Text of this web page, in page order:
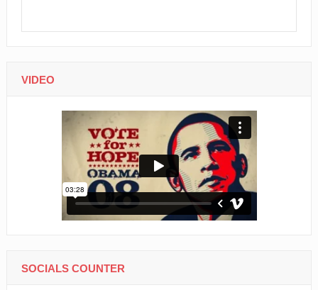
VIDEO
SOCIALS COUNTER